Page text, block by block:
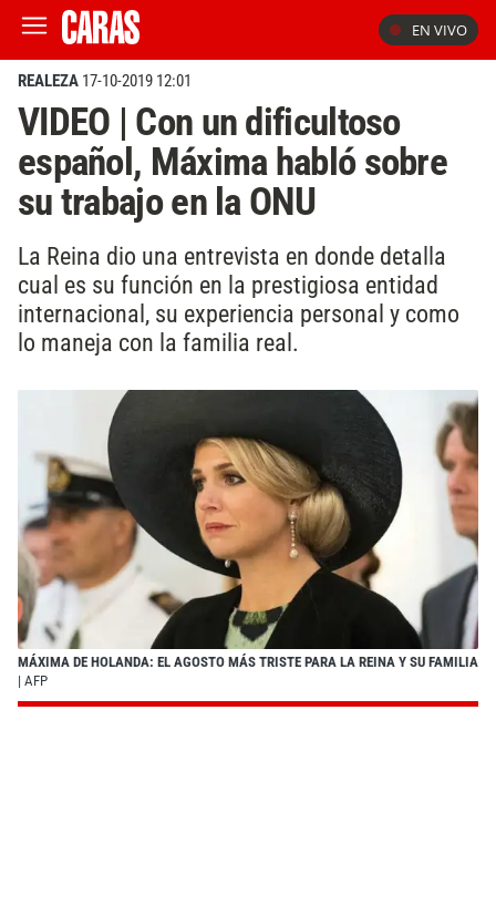
EN VIVO
REALEZA 17-10-2019 12:01
VIDEO | Con un dificultoso
español, Máxima habló sobre
su trabajo en la ONU
La Reina dio una entrevista en donde detalla
cual es su función en la prestigiosa entidad
internacional, su experiencia personal y como
lo maneja con la familia real.
MÁXIMA DE HOLANDA: EL AGOSTO MÁS TRISTE PARA LA REINA Y SU FAMILIA
| AFP